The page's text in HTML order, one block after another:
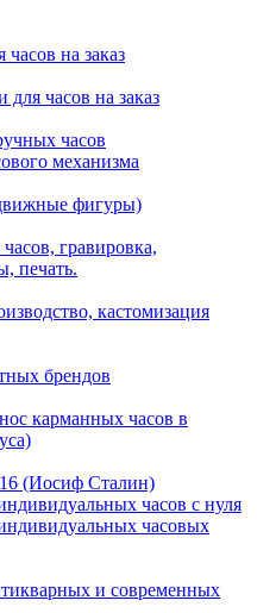
на заказ
для часов на заказ
часов
механизма
фигуры)
гравировка,
печать.
кастомизация
брендов
карманных часов в
(Иосиф Сталин)
часов с нуля
часовых
и современных